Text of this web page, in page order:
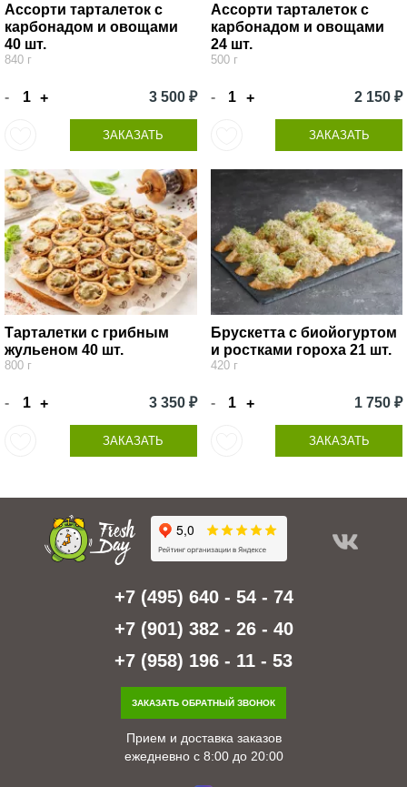
Ассорти тарталеток с
карбонадом и овощами
40 шт.
840 г
- + 3 500 ₽
ЗАКАЗАТЬ
Ассорти тарталеток с
карбонадом и овощами
24 шт.
500 г
- + 2 150 ₽
ЗАКАЗАТЬ
Тарталетки с грибным
жульеном 40 шт.
800 г
- + 3 350 ₽
ЗАКАЗАТЬ
Брускетта с биойогуртом
и ростками гороха 21 шт.
420 г
- + 1 750 ₽
ЗАКАЗАТЬ
+7 (495) 640 - 54 - 74
+7 (901) 382 - 26 - 40
+7 (958) 196 - 11 - 53
ЗАКАЗАТЬ ОБРАТНЫЙ ЗВОНОК
Прием и доставка заказов
ежедневно с 8:00 до 20:00